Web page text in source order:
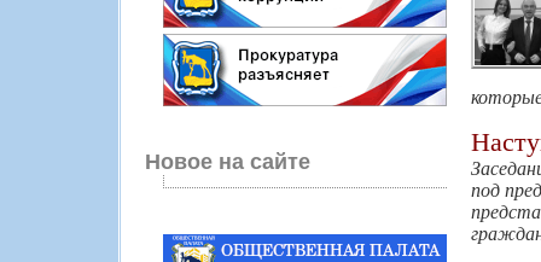
Новое на сайте
под